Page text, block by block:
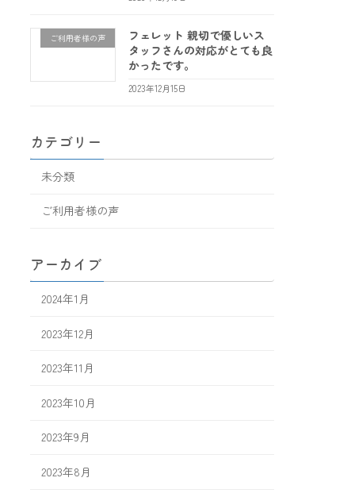
ご利用者様の声
フェレット 親切で優しいス
タッフさんの対応がとても良
かったです。
2023年12月15日
カテゴリー
未分類
ご利用者様の声
アーカイブ
2024年1月
2023年12月
2023年11月
2023年10月
2023年9月
2023年8月